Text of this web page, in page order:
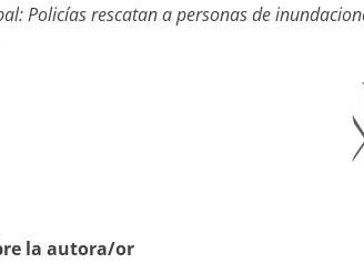
Policías rescatan a personas de
la autora/or